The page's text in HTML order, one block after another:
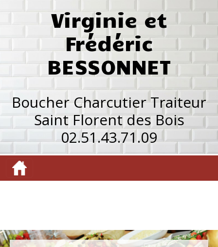
Virginie et
Frédéric
BESSONNET
Boucher Charcutier Traiteur
Saint Florent des Bois
02.51.43.71.09